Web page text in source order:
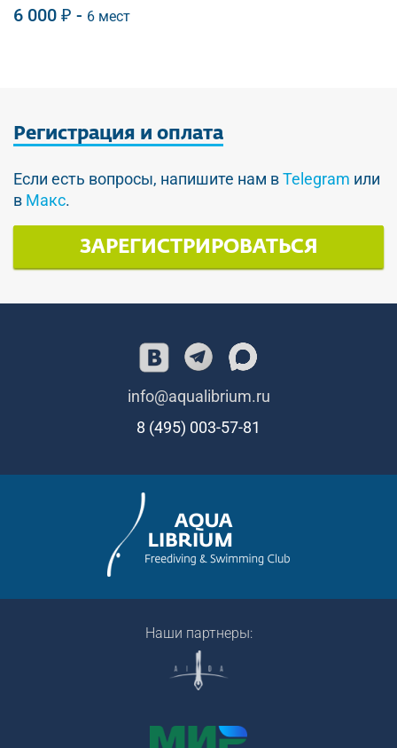
6 000 ₽ - 6 мест
Регистрация и оплата
Если есть вопросы, напишите нам вTelegram или
в Макс.
ЗАРЕГИСТРИРОВАТЬСЯ
info@aqualibrium.ru
8 (495) 003-57-81
Наши партнеры: